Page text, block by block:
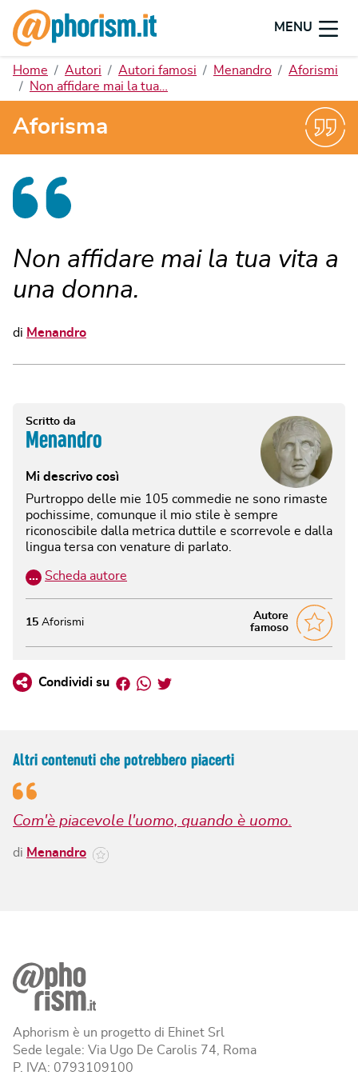
MENU
Home Autori Autori famosi Menandro
Aforismi
Non affidare mai la tua…
Aforisma
Non affidare mai la tua vita a
una donna.
di Menandro
Scritto da
Menandro
Mi descrivo così
Purtroppo delle mie 105 commedie ne sono rimaste
pochissime, comunque il mio stile è sempre
riconoscibile dalla metrica duttile e scorrevole e dalla
lingua tersa con venature di parlato.
… Scheda autore
Autore
famoso
15 Aforismi
Condividi su Facebook
Whatsapp
Twitter
Altri contenuti che potrebbero piacerti
Com'è piacevole l'uomo, quando è uomo.
di Menandro
Aphorism è un progetto di Ehinet Srl
Sede legale: Via Ugo De Carolis 74, Roma
P. IVA: 0793109100